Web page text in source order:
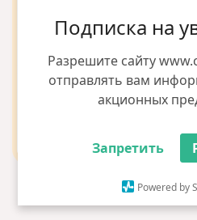
Подписка на
Разрешите сайту
отправлять вам
акционных
Запретить
Powered by